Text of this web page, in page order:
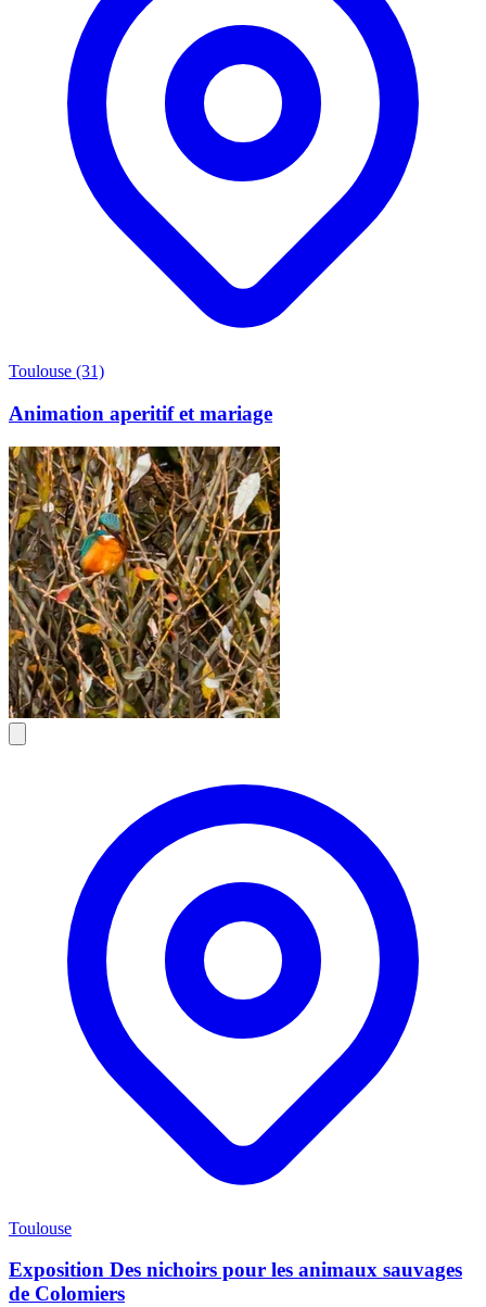
Toulouse (31)
Animation aperitif et mariage
Toulouse
Exposition Des nichoirs pour les animaux sauvages
de Colomiers